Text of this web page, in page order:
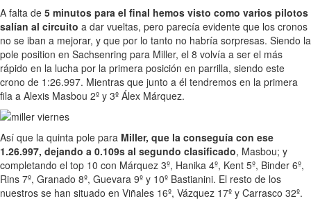
A falta de 5 minutos para el final hemos visto como varios pilotos
salían al circuito a dar vueltas, pero parecía evidente que los cronos
no se iban a mejorar, y que por lo tanto no habría sorpresas. Siendo la
pole position en Sachsenring para Miller, el 8 volvía a ser el más
rápido en la lucha por la primera posición en parrilla, siendo este
crono de 1:26.997. Mientras que junto a él tendremos en la primera
fila a Alexis Masbou 2º y 3º Álex Márquez.
Así que la quinta pole para Miller, que la conseguía con ese
1.26.997, dejando a 0.109s al segundo clasificado, Masbou; y
completando el top 10 con Márquez 3º, Hanika 4º, Kent 5º, Binder 6º,
Rins 7º, Granado 8º, Guevara 9º y 10º Bastianini. El resto de los
nuestros se han situado en Viñales 16º, Vázquez 17º y Carrasco 32º.